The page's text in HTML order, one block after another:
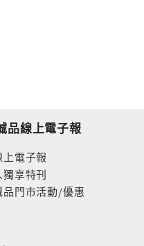
品線上電子報
電子報
享特刊
品門市活動/優惠